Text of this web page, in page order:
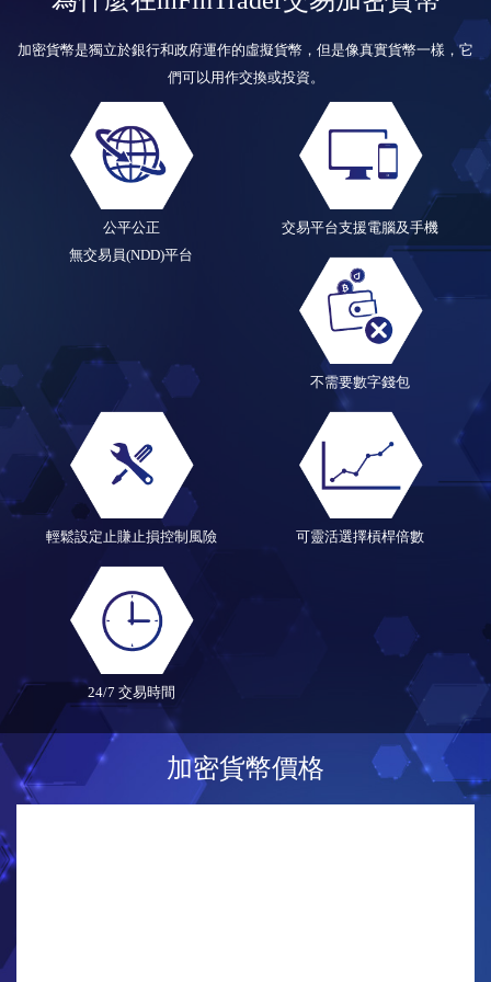
加密貨幣是獨立於銀行和政府運作的虛擬貨幣，但是像真實貨幣一樣，它
們可以用作交換或投資。
公平公正
無交易員(NDD)平台
交易平台支援電腦及手機
不需要數字錢包
輕鬆設定止賺止損控制風險 可靈活選擇槓桿倍數
24/7 交易時間
加密貨幣價格